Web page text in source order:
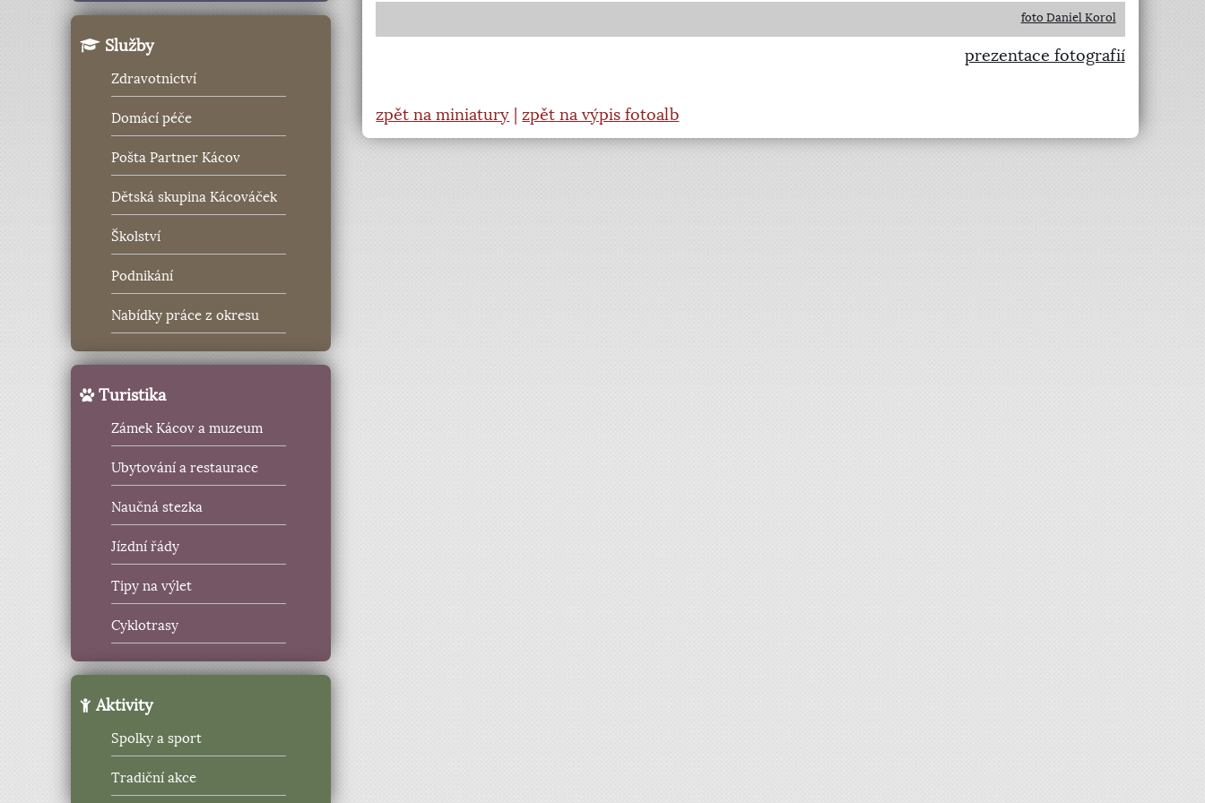
Služby
Zdravotnictví
Domácí péče
Pošta Partner Kácov
Dětská skupina Kácováček
Školství
Podnikání
Nabídky práce z okresu
Turistika
Zámek Kácov a muzeum
Ubytování a restaurace
Naučná stezka
Jízdní řády
Tipy na výlet
Cyklotrasy
Aktivity
Spolky a sport
Tradiční akce
foto Daniel Korol
prezentace fotografií
zpět na miniatury |zpět na výpis fotoalb